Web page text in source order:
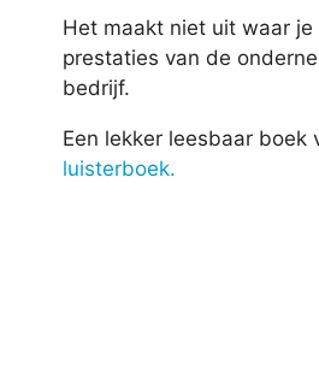
Het maakt niet uit waar
prestaties van de
bedrijf.
Een lekker leesbaar
luisterboek.